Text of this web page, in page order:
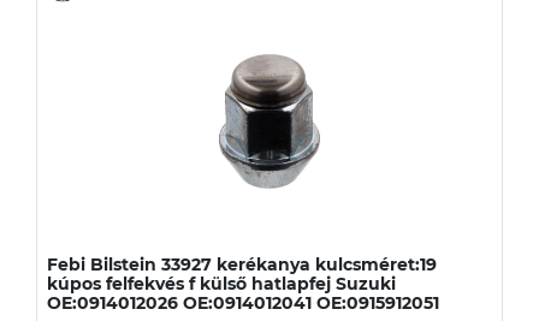
Febi Bilstein 33927 kerékanya kulcsméret:19
kúpos felfekvés f külső hatlapfej Suzuki
OE:0914012026 OE:0914012041 OE:0915912051